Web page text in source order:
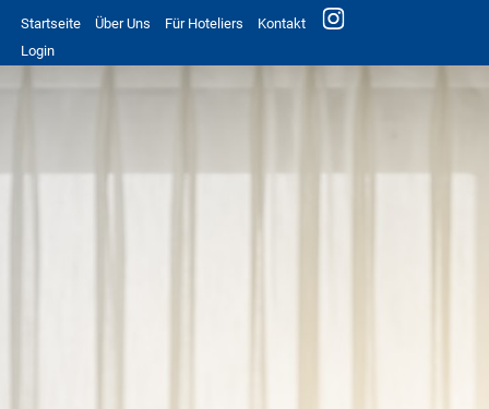
Startseite Über Uns Für Hoteliers
Kontakt
Login